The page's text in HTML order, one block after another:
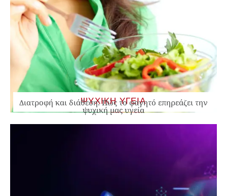
ΨΥΧΙΚΗ ΥΓΕΙΑ
Διατροφή και διάθεση: Πώς το φαγητό επηρεάζει την
ψυχική μας υγεία